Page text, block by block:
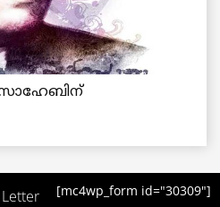
[mc4wp_form id="30309"]